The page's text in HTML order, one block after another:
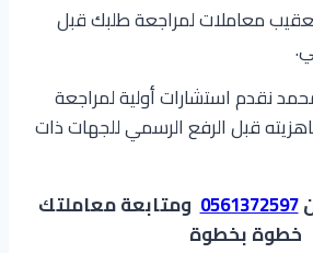
معاملات لمراجعة طلبك قبل
نقدم استشارات أولية لمراجعة
قبل الرفع الرسمي للجهات ذات
0561372597ومتابعة معاملتك
خطوة بخطوة